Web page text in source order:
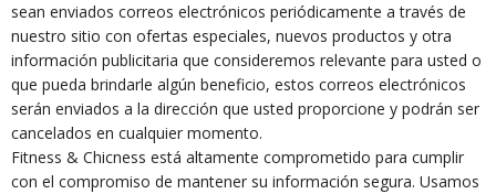
sean enviados correos electrónicos periódicamente a través de
nuestro sitio con ofertas especiales, nuevos productos y otra
información publicitaria que consideremos relevante para usted o
que pueda brindarle algún beneficio, estos correos electrónicos
serán enviados a la dirección que usted proporcione y podrán ser
cancelados en cualquier momento.
Fitness & Chicness está altamente comprometido para cumplir
con el compromiso de mantener su información segura. Usamos